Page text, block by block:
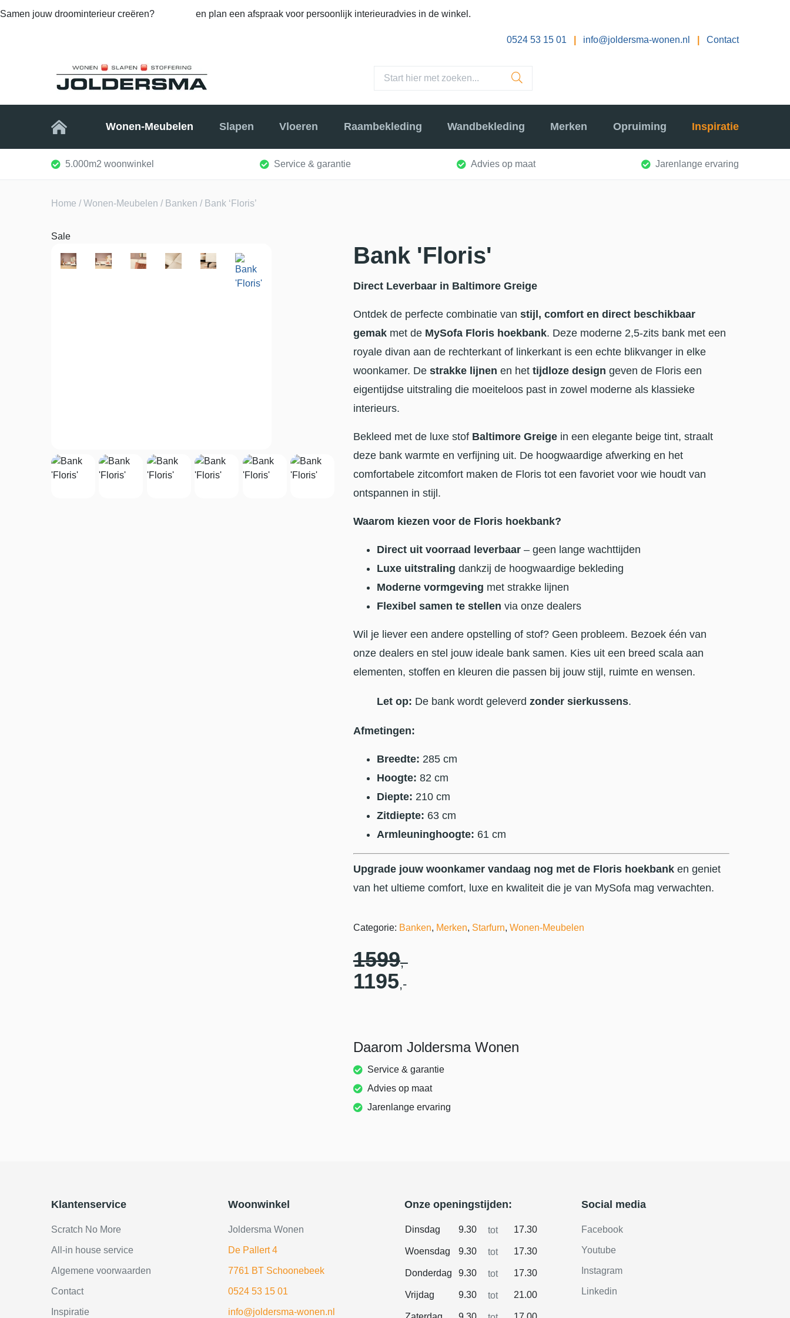
Samen jouw droominterieur creëren? en plan een afspraak voor persoonlijk interieuradvies in de winkel.
0524 53 15 01 info@joldersma-wonen.nl Contact
Home Wonen-Meubelen Slapen Vloeren Raambekleding Wandbekleding Merken Opruiming Inspiratie
5.000m2 woonwinkel Service & garantie Advies op maat Jarenlange ervaring
Home /Wonen-Meubelen / Banken / Bank ‘Floris’
Sale
Bank 'Floris'
Direct Leverbaar in Baltimore Greige
Ontdek de perfecte combinatie van stijl, comfort en direct beschikbaar
gemakmet de MySofa Floris hoekbank. Deze moderne 2,5-zits bank met een
royale divan aan de rechterkant of linkerkant is een echte blikvanger in elke
woonkamer. De strakke lijnen en het tijdloze design geven de Floris een
eigentijdse uitstraling die moeiteloos past in zowel moderne als klassieke
interieurs.
Bekleed met de luxe stof Baltimore Greigein een elegante beige tint, straalt
deze bank warmte en verfijning uit. De hoogwaardige afwerking en het
comfortabele zitcomfort maken de Floris tot een favoriet voor wie houdt van
ontspannen in stijl.
Waarom kiezen voor de Floris hoekbank?
Direct uit voorraad leverbaar– geen lange wachttijden
Luxe uitstraling dankzij de hoogwaardige bekleding
Moderne vormgeving met strakke lijnen
Flexibel samen te stellen via onze dealers
Wil je liever een andere opstelling of stof? Geen probleem. Bezoek één van
onze dealers en stel jouw ideale bank samen. Kies uit een breed scala aan
elementen, stoffen en kleuren die passen bij jouw stijl, ruimte en wensen.
Let op: De bank wordt geleverd zonder sierkussens.
Afmetingen:
Breedte: 285 cm
Hoogte: 82 cm
Diepte: 210 cm
Zitdiepte: 63 cm
Armleuninghoogte: 61 cm
Upgrade jouw woonkamer vandaag nog met de Floris hoekbanken geniet
van het ultieme comfort, luxe en kwaliteit die je van MySofa mag verwachten.
Categorie: Banken, Merken, Starfurn, Wonen-Meubelen
1599,-
1195,-
Daarom Joldersma Wonen
Service & garantie
Advies op maat
Jarenlange ervaring
Klantenservice
Scratch No More
All-in house service
Algemene voorwaarden
Contact
Inspiratie
Woonwinkel
Joldersma Wonen
De Pallert 4
7761 BT Schoonebeek
0524 53 15 01
info@joldersma-wonen.nl
Onze openingstijden:
Dinsdag 9.30 tot 17.30
Woensdag 9.30 tot 17.30
Donderdag 9.30 tot 17.30
Vrijdag 9.30 tot 21.00
Social media
Facebook
Youtube
Instagram
Linkedin